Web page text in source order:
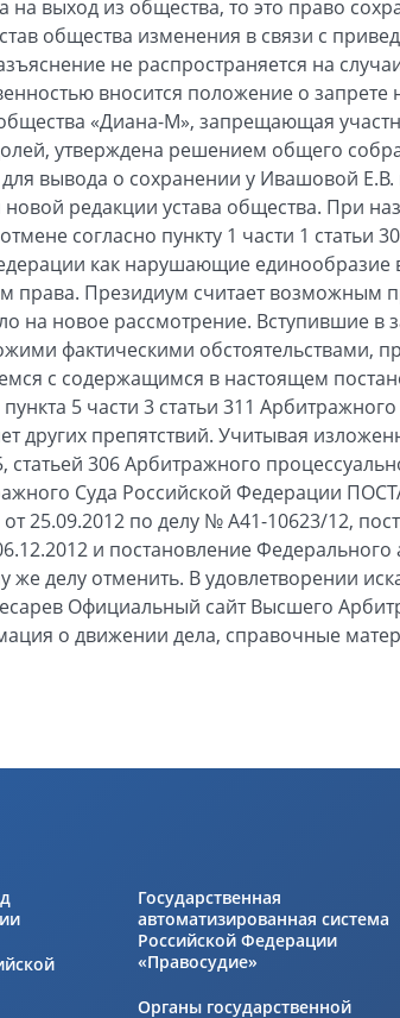
выход из общества, то это право
общества изменения в связи с
не распространяется на
вносится положение о запрете
«Диана-М», запрещающая
утверждена решением общего
вывода о сохранении у Ивашовой Е.В.
редакции устава общества. При
согласно пункту 1 части 1 статьи
как нарушающие единообразие
Президиум считает возможным
на новое рассмотрение. Вступившие в
фактическими обстоятельствами,
с содержащимся в настоящем
5 части 3 статьи 311
других препятствий. Учитывая
статьей 306 Арбитражного
Суда Российской Федерации
25.09.2012 по делу № А41-10623/12,
и постановление Федерального
же делу отменить. В удовлетворении
Официальный сайт Высшего
о движении дела, справочные
Государственная
автоматизированная система
Российской Федерации
«Правосудие»
Органы государственной